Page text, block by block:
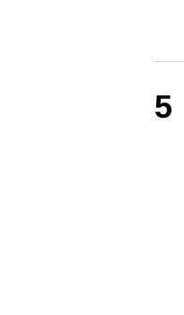
5